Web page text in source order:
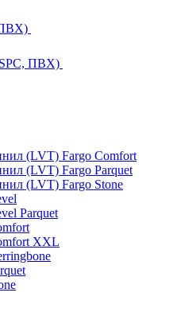
ПВХ)
(LVT) Fargo Comfort
(LVT) Fargo Parquet
(LVT) Fargo Stone
Parquet
XXL